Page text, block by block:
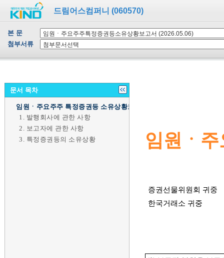
드림어스컴퍼니 (060570)
본 문
첨부서류
문서 목차